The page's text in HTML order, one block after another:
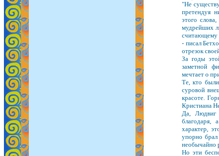
"Не
претендуя
этого
мудрейших
считающему
- писал
отрезок
За годы
заметной
мечтает о
Те, кто были
суровой
красоте.
Кристиана
Да, Людвиг
характер,
упорно брал
необычайно
Но эти